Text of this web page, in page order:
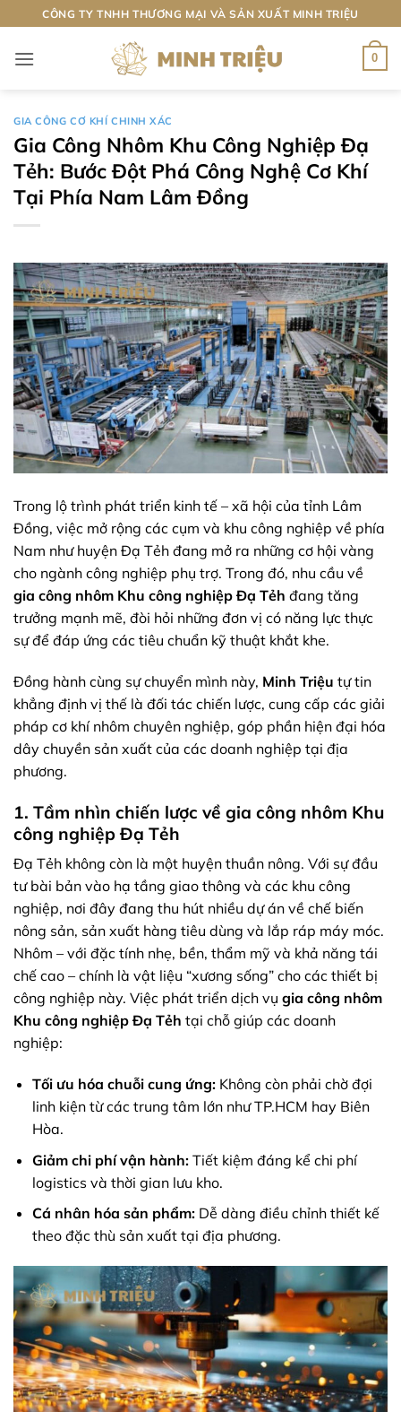
qua
nội
CÔNG TY TNHH THƯƠNG MẠI VÀ SẢN XUẤT MINH TRIỆU
0
GIA CÔNG CƠ KHÍ CHINH XÁC
Gia Công Nhôm Khu Công Nghiệp Đạ
Tẻh: Bước Đột Phá Công Nghệ Cơ Khí
Tại Phía Nam Lâm Đồng
Trong lộ trình phát triển kinh tế – xã hội của tỉnh Lâm
Đồng, việc mở rộng các cụm và khu công nghiệp về phía
Nam như huyện Đạ Tẻh đang mở ra những cơ hội vàng
cho ngành công nghiệp phụ trợ. Trong đó, nhu cầu về
gia công nhôm Khu công nghiệp Đạ Tẻh đang tăng
trưởng mạnh mẽ, đòi hỏi những đơn vị có năng lực thực
sự để đáp ứng các tiêu chuẩn kỹ thuật khắt khe.
Đồng hành cùng sự chuyển mình này, Minh Triệu tự tin
khẳng định vị thế là đối tác chiến lược, cung cấp các giải
pháp cơ khí nhôm chuyên nghiệp, góp phần hiện đại hóa
dây chuyền sản xuất của các doanh nghiệp tại địa
phương.
1. Tầm nhìn chiến lược về gia công nhôm Khu
công nghiệp Đạ Tẻh
Đạ Tẻh không còn là một huyện thuần nông. Với sự đầu
tư bài bản vào hạ tầng giao thông và các khu công
nghiệp, nơi đây đang thu hút nhiều dự án về chế biến
nông sản, sản xuất hàng tiêu dùng và lắp ráp máy móc.
Nhôm – với đặc tính nhẹ, bền, thẩm mỹ và khả năng tái
chế cao – chính là vật liệu “xương sống” cho các thiết bị
công nghiệp này. Việc phát triển dịch vụ gia công nhôm
Khu công nghiệp Đạ Tẻh tại chỗ giúp các doanh
nghiệp:
Tối ưu hóa chuỗi cung ứng:Không còn phải chờ đợi
linh kiện từ các trung tâm lớn như TP.HCM hay Biên
Hòa.
Giảm chi phí vận hành:Tiết kiệm đáng kể chi phí
logistics và thời gian lưu kho.
Cá nhân hóa sản phẩm:Dễ dàng điều chỉnh thiết kế
theo đặc thù sản xuất tại địa phương.